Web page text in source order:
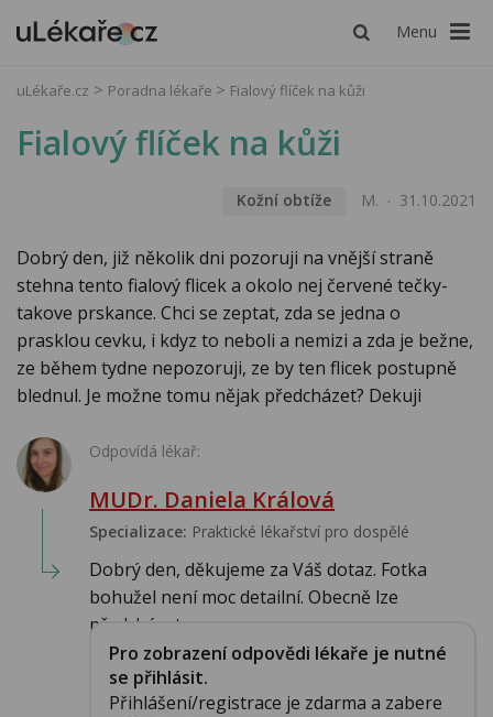
Menu
uLékaře.cz Poradna lékaře Fialový flíček na kůži
Fialový flíček na kůži
Kožní obtíže M. 31.10.2021
Dobrý den, již několik dni pozoruji na vnější straně
stehna tento fialový flicek a okolo nej červené tečky-
takove prskance. Chci se zeptat, zda se jedna o
prasklou cevku, i kdyz to neboli a nemizi a zda je bežne,
ze během tydne nepozoruji, ze by ten flicek postupně
blednul. Je možne tomu nějak předcházet? Dekuji
Odpovídá lékař:
MUDr. Daniela Králová
Specializace: Praktické lékařství pro dospělé
Dobrý den, děkujeme za Váš dotaz. Fotka
bohužel není moc detailní. Obecně lze
předcházet p...
Pro zobrazení odpovědi lékaře je nutné
se přihlásit.
Přihlášení/registrace je zdarma a zabere